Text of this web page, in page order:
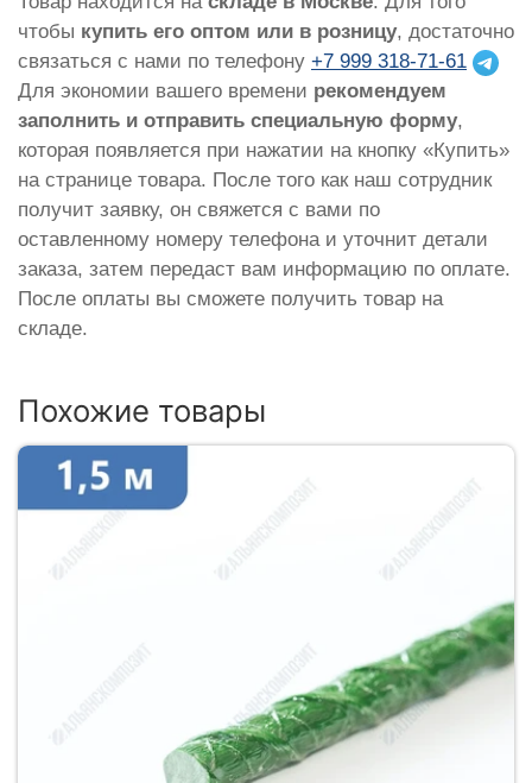
чтобы купить его оптом или в розницу, достаточно
связаться с нами по телефону +7 999 318-71-61
Для экономии вашего времени рекомендуем
заполнить и отправить специальную форму,
которая появляется при нажатии на кнопку «Купить»
на странице товара. После того как наш сотрудник
получит заявку, он свяжется с вами по
оставленному номеру телефона и уточнит детали
заказа, затем передаст вам информацию по оплате.
После оплаты вы сможете получить товар на
складе.
Похожие товары